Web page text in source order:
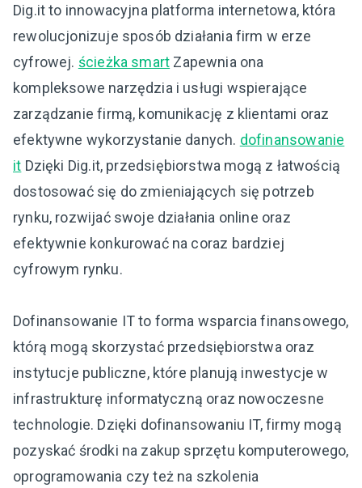
Dig.it to innowacyjna platforma internetowa, która
rewolucjonizuje sposób działania firm w erze
cyfrowej. ścieżka smart Zapewnia ona
kompleksowe narzędzia i usługi wspierające
zarządzanie firmą, komunikację z klientami oraz
efektywne wykorzystanie danych. dofinansowanie
it Dzięki Dig.it, przedsiębiorstwa mogą z łatwością
dostosować się do zmieniających się potrzeb
rynku, rozwijać swoje działania online oraz
efektywnie konkurować na coraz bardziej
cyfrowym rynku.
Dofinansowanie IT to forma wsparcia finansowego,
którą mogą skorzystać przedsiębiorstwa oraz
instytucje publiczne, które planują inwestycje w
infrastrukturę informatyczną oraz nowoczesne
technologie. Dzięki dofinansowaniu IT, firmy mogą
pozyskać środki na zakup sprzętu komputerowego,
oprogramowania czy też na szkolenia